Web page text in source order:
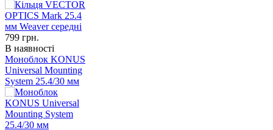
799 грн.
В наявності
Моноблок KONUS
Universal Mounting
System 25.4/30 мм